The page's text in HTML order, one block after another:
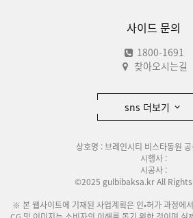
사이드 문의
1800-1691
찾아오시는길
sns 더보기
상호명 : 브레인시티 비스타동원
시행사 :
시공사 :
©2025 gulbibaksa.kr All
※ 본 웹사이트에 기재된 사업계획은 인•허가 과정에